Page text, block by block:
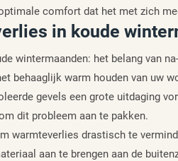
comfort dat het met zich
in koude
wintermaanden: het belang van
behaaglijk warm houden van uw
gevels een grote uitdaging
dit probleem aan te pakken.
warmteverlies drastisch te
aan te brengen aan de